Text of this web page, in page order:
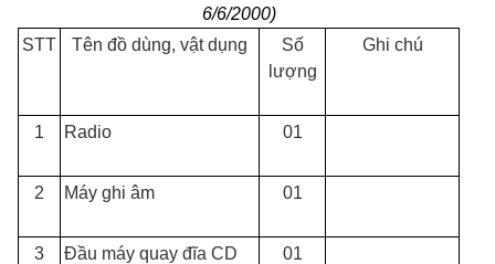
6/6/2000)
STT
Tên đồ dùng, vật dụng
Số
lượng
Ghi chú
1 Radio 01
2 Máy ghi âm 01
3 Đầu máy quay đĩa CD 01